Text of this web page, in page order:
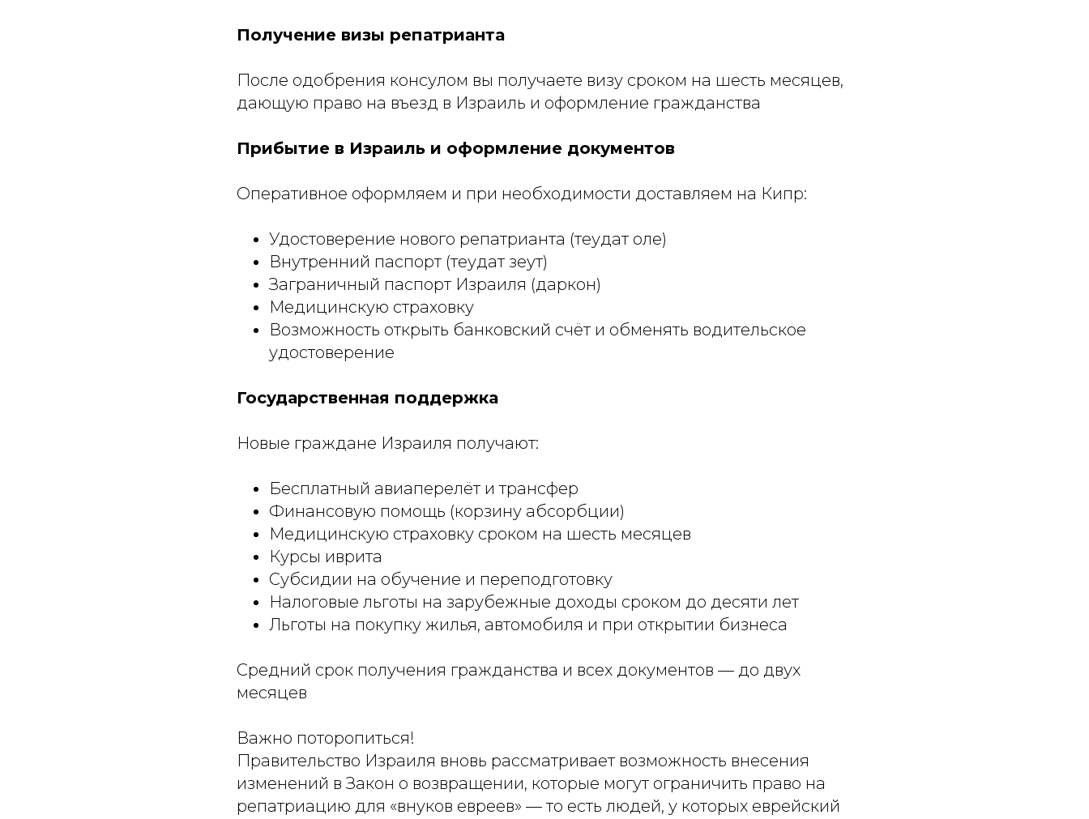
Получение визы репатрианта
После одобрения консулом вы получаете визу сроком на шесть месяцев,
дающую право на въезд в Израиль и оформление гражданства
Прибытие в Израиль и оформление документов
Оперативное оформляем и при необходимости доставляем на Кипр:
Удостоверение нового репатрианта (теудат оле)
Внутренний паспорт (теудат зеут)
Заграничный паспорт Израиля (даркон)
Медицинскую страховку
Возможность открыть банковский счёт и обменять водительское
удостоверение
Государственная поддержка
Новые граждане Израиля получают:
Бесплатный авиаперелёт и трансфер
Финансовую помощь (корзину абсорбции)
Медицинскую страховку сроком на шесть месяцев
Курсы иврита
Субсидии на обучение и переподготовку
Налоговые льготы на зарубежные доходы сроком до десяти лет
Льготы на покупку жилья, автомобиля и при открытии бизнеса
Средний срок получения гражданства и всех документов — до двух
месяцев
Важно поторопиться!
Правительство Израиля вновь рассматривает возможность внесения
изменений в Закон о возвращении, которые могут ограничить право на
репатриацию для «внуков евреев» — то есть людей, у которых еврейский